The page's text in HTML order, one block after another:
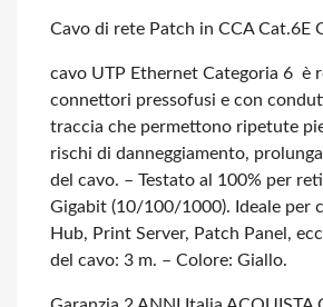
Cavo di rete Patch in CCA Cat.6E
cavo UTP Ethernet Categoria 6 è
connettori pressofusi e con
traccia che permettono ripetute
rischi di danneggiamento,
del cavo. – Testato al 100% per
Gigabit (10/100/1000). Ideale per
Hub, Print Server, Patch Panel,
del cavo: 3 m. – Colore: Giallo.